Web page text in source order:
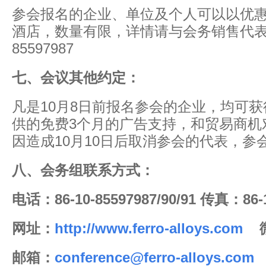
参会报名的企业、单位及个人可以以优
酒店，数量有限，详情请与会务销售代
85597987
七、会议其他约定：
凡是10月8日前报名参会的企业，均可
供的免费3个月的广告支持，和贸易商
因造成10月10日后取消参会的代表，参
八、会务组联系方式：
电话：86-10-85597987/90/91 传真：
网址： http://www.ferro-alloys.com
邮箱： conference@ferro-alloys.com